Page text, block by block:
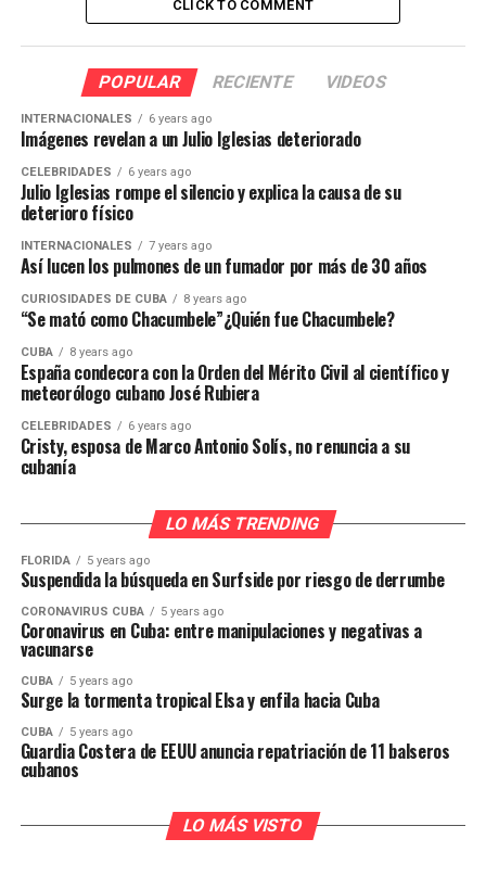
CLICK TO COMMENT
POPULAR RECIENTE VIDEOS
INTERNACIONALES 6 years ago
Imágenes revelan a un Julio Iglesias deteriorado
CELEBRIDADES 6 years ago
Julio Iglesias rompe el silencio y explica la causa de su
deterioro físico
INTERNACIONALES 7 years ago
Así lucen los pulmones de un fumador por más de 30 años
CURIOSIDADES DE CUBA 8 years ago
“Se mató como Chacumbele”¿Quién fue Chacumbele?
CUBA 8 years ago
España condecora con la Orden del Mérito Civil al científico y
meteorólogo cubano José Rubiera
CELEBRIDADES 6 years ago
Cristy, esposa de Marco Antonio Solís, no renuncia a su
cubanía
LO MÁS TRENDING
FLORIDA 5 years ago
Suspendida la búsqueda en Surfside por riesgo de derrumbe
CORONAVIRUS CUBA 5 years ago
Coronavirus en Cuba: entre manipulaciones y negativas a
vacunarse
CUBA 5 years ago
Surge la tormenta tropical Elsa y enfila hacia Cuba
CUBA 5 years ago
Guardia Costera de EEUU anuncia repatriación de 11 balseros
cubanos
LO MÁS VISTO